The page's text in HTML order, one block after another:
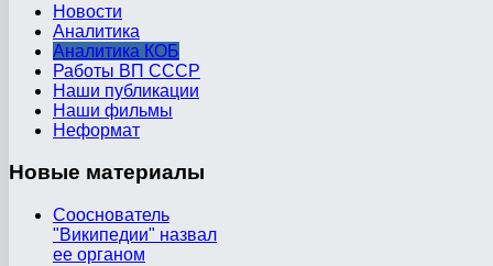
Новости
Аналитика
Аналитика КОБ
Работы ВП СССР
Наши публикации
Наши фильмы
Неформат
Новые материалы
Сооснователь
"Википедии" назвал
ее органом